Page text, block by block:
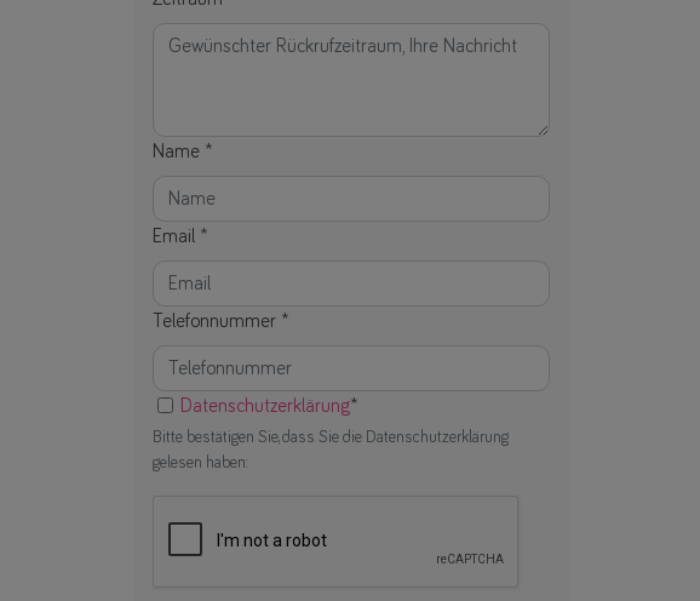
Name *
Email *
Telefonnummer *
Datenschutzerklärung*
Bitte bestätigen Sie, dass Sie die Datenschutzerklärung
gelesen haben: